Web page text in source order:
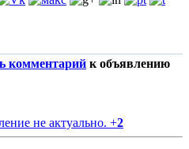
комментарий к объявлению
не актуально. +2